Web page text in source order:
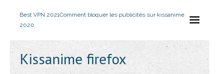
Best VPN 2021Comment bloquer les publicités sur kissanime
2020
Kissanime firefox